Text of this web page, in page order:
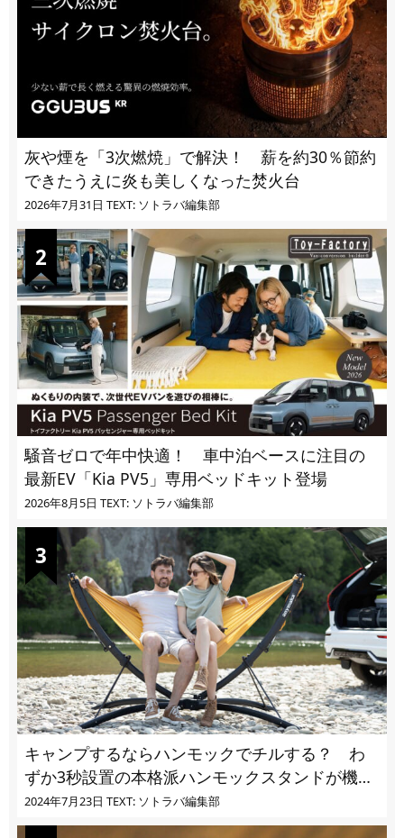
灰や煙を「3次燃焼」で解決！ 薪を約30％節約
できたうえに炎も美しくなった焚火台
2026年7月31日 TEXT: ソトラバ編集部
騒音ゼロで年中快適！ 車中泊ベースに注目の
最新EV「Kia PV5」専用ベッドキット登場
2026年8月5日 TEXT: ソトラバ編集部
キャンプするならハンモックでチルする？ わ
ずか3秒設置の本格派ハンモックスタンドが機能
的過ぎる
2024年7月23日 TEXT: ソトラバ編集部